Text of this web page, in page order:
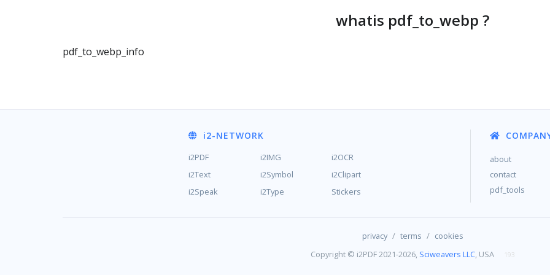
whatis pdf_to_webp ?
pdf_to_webp_info
i2-NETWORK
i2PDF i2IMG
i2OCR
i2Text
i2Symbol
i2Clipart
i2Speak
i2Type Stickers
about
contact
pdf_tools
privacy / terms / cookies
Copyright © i2PDF 2021-2026, Sciweavers LLC, USA 193